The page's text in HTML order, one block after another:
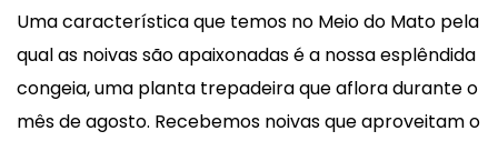
Uma característica que temos no Meio do Mato pela
qual as noivas são apaixonadas é a nossa esplêndida
congeia, uma planta trepadeira que aflora durante o
mês de agosto. Recebemos noivas que aproveitam o